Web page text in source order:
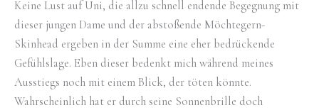
Keine Lust auf Uni, die allzu schnell endende Begegnung mit
dieser jungen Dame und der abstoßende Möchtegern-
Skinhead ergeben in der Summe eine eher bedrückende
Gefühlslage. Eben dieser bedenkt mich während meines
Ausstiegs noch mit einem Blick, der töten könnte.
Wahrscheinlich hat er durch seine Sonnenbrille doch